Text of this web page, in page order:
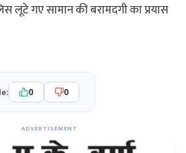
लूटे गए सामान की बरामदगी का प्रयास
0 0
ADVERTISEMENT